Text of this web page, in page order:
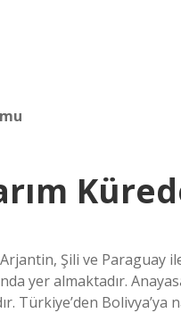
Şili ve Paraguay
yer almaktadır.
Türkiye’den